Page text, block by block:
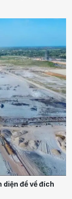
diện để về đích